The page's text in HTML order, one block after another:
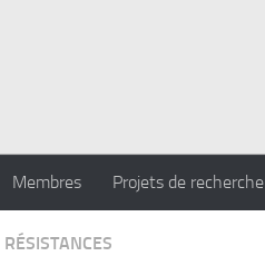
Membres Projets de recherche
RÉSISTANCES